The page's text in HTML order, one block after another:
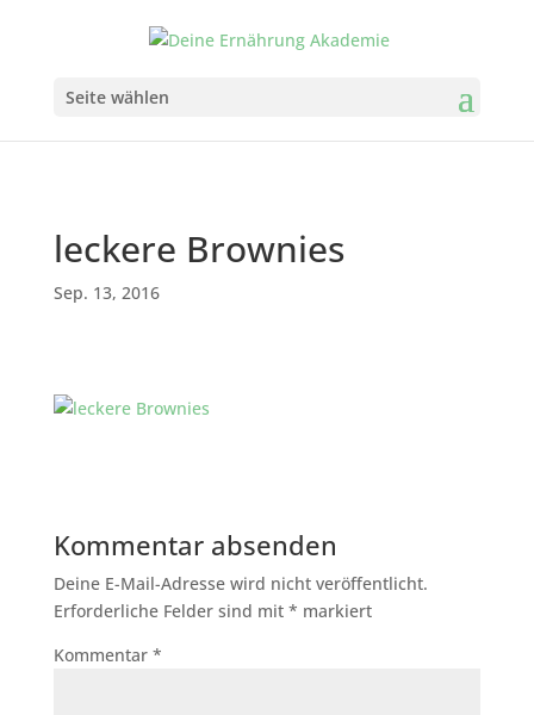
Seite wählen
leckere Brownies
Sep. 13, 2016
Kommentar absenden
Deine E-Mail-Adresse wird nicht veröffentlicht.
Erforderliche Felder sind mit * markiert
Kommentar *